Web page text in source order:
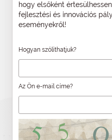
hogy elsőként
fejlesztési és innovációs
eseményekről!
Hogyan szólíthatjuk?
Az Ön e-mail címe?